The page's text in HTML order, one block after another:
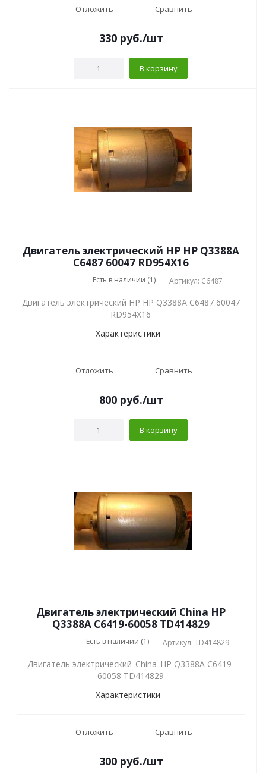
Отложить Сравнить
330руб./шт
В корзину
Двигатель электрический HP HP Q3388A
C6487 60047 RD954X16
Есть в наличии (1) Артикул: C6487
Двигатель электрический HP HP Q3388A C6487 60047
RD954X16
Характеристики
Отложить Сравнить
800руб./шт
В корзину
Двигатель электрический China HP
Q3388A C6419-60058 TD414829
Есть в наличии (1) Артикул: TD414829
Двигатель электрический_China_HP Q3388A C6419-
60058 TD414829
Характеристики
Отложить Сравнить
300руб./шт